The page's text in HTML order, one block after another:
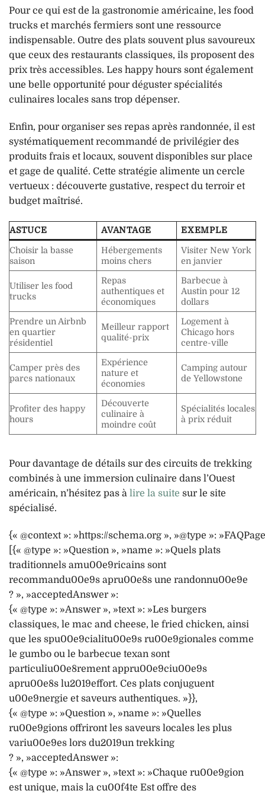
Pour ce qui est de la gastronomie américaine, les food
trucks et marchés fermiers sont une ressource
indispensable. Outre des plats souvent plus savoureux
que ceux des restaurants classiques, ils proposent des
prix très accessibles. Les happy hours sont également
une belle opportunité pour déguster spécialités
culinaires locales sans trop dépenser.
Enfin, pour organiser ses repas après randonnée, il est
systématiquement recommandé de privilégier des
produits frais et locaux, souvent disponibles sur place
et gage de qualité. Cette stratégie alimente un cercle
vertueux : découverte gustative, respect du terroir et
budget maîtrisé.
ASTUCE AVANTAGE EXEMPLE
Choisir la basse
saison
Hébergements
moins chers
Visiter New York
en janvier
Utiliser les food
trucks
Repas
authentiques et
économiques
Barbecue à
Austin pour 12
dollars
Prendre un Airbnb
en quartier
résidentiel
Meilleur rapport
qualité-prix
Logement à
Chicago hors
centre-ville
Camper près des
parcs nationaux
Expérience
nature et
économies
Camping autour
de Yellowstone
Profiter des happy
hours
Découverte
culinaire à
moindre coût
Spécialités locales
à prix réduit
Pour davantage de détails sur des circuits de trekking
combinés à une immersion culinaire dans l’Ouest
américain, n’hésitez pas à lire la suite sur le site
spécialisé.
{« @context »: »https://schema.org », »@type »:
[{« @type »: »Question », »name »: »Quels plats
traditionnels amu00e9ricains sont
recommandu00e9s apru00e8s une randonnu00e9e
? », »acceptedAnswer »:
{« @type »: »Answer », »text »: »Les burgers
classiques, le mac and cheese, le fried chicken, ainsi
que les spu00e9cialitu00e9s ru00e9gionales comme
le gumbo ou le barbecue texan sont
particuliu00e8rement appru00e9ciu00e9s
apru00e8s lu2019effort. Ces plats conjuguent
u00e9nergie et saveurs authentiques. »}},
{« @type »: »Question », »name »: »Quelles
ru00e9gions offriront les saveurs locales les plus
variu00e9es lors du2019un trekking
? », »acceptedAnswer »:
{« @type »: »Answer », »text »: »Chaque ru00e9gion
est unique, mais la cu00f4te Est offre des